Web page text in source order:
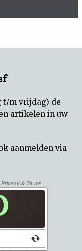
t/m vrijdag) de
artikelen in uw
aanmelden via